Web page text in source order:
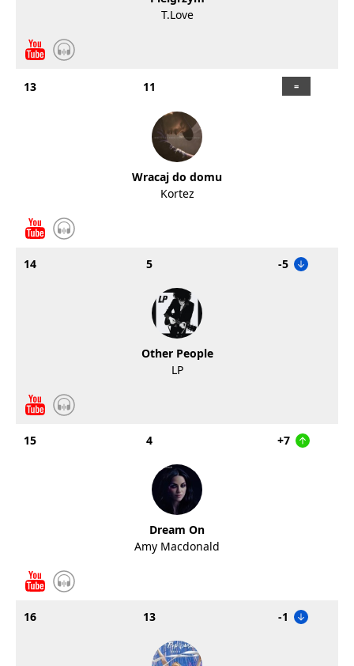
T.Love
13 11
Wracaj do domu
Kortez
14 5 -5
Other People
LP
15 4 +7
Dream On
Amy Macdonald
16 13 -1